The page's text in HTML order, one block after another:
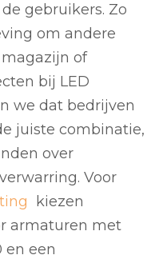
gebruikers. Zo
om andere
of
bij LED
we dat bedrijven
juiste combinatie,
over
Voor
kiezen
armaturen met
en een